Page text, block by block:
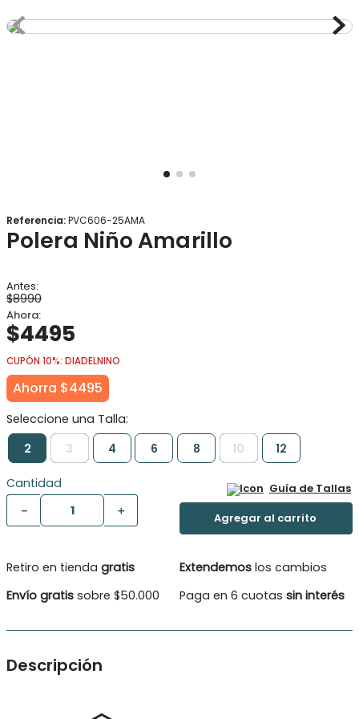
Referencia:PVC606-25AMA
Polera Niño Amarillo
$8990
$4495
CUPÓN 10%: DIADELNINO
Ahorra $4495
2 3 4 6 8 10 12
Cantidad
＋
－
Guía de Tallas
Retiro en tienda gratis
Envío gratis sobre $50.000
Extendemos los cambios
Paga en 6 cuotas sin interés
Descripción
como un secreto que guarda sus tesoros. El estampado
9.
panty